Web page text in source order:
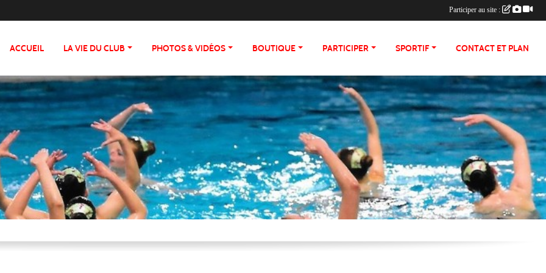
ACCUEIL LA VIE DU CLUB PHOTOS & VIDÉOS BOUTIQUE PARTICIPER SPORTIF CONTACT ET PLAN
Participer au site :